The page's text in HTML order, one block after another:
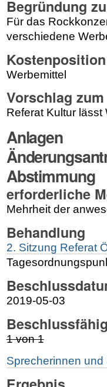
Begründung
Für das
verschiedene
Werbemittel
Vorschlag
Referat Kultur lässt
Anlagen
Abstimmung
erforderliche
Mehrheit der
Behandlung
2. Sitzung Referat
2019-05-03
1 von 1
Sprecherinnen und